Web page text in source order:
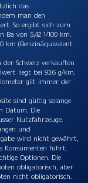
das
man den
So ergibt sich zum
Ba von 5,42 1/100 km.
km (Benzinäquivalent
der Schweiz verkauften
liegt bei 93.6 g/km.
gilt immer der
sind gültig solange
Datum. Die
Nutzfahrzeuge.
und
wird nicht gewährt,
Konsumenten führt.
Optionen. Die
obligatorisch, aber
nicht obligatorisch.